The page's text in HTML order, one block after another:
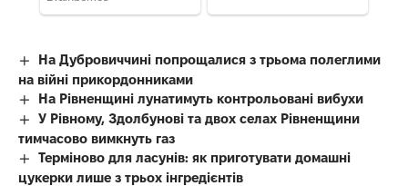
На Дубровиччині попрощалися з трьома полеглими
на війні прикордонниками
На Рівненщині лунатимуть контрольовані вибухи
У Рівному, Здолбунові та двох селах Рівненщини
тимчасово вимкнуть газ
Терміново для ласунів: як приготувати домашні
цукерки лише з трьох інгредієнтів